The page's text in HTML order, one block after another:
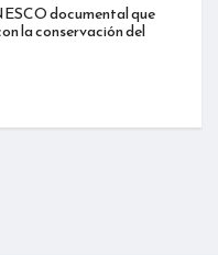
documental que
la conservación del